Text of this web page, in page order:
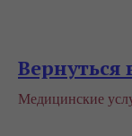
Вернуться
Медицинские